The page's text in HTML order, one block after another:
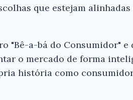
que estejam alinhadas
"Bê-a-bá do Consumidor"
o mercado de forma
história como